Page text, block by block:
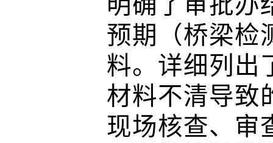
预期（桥梁检
料。详细列出
材料不清导致
现场核查、审